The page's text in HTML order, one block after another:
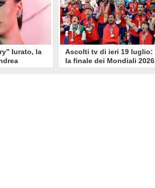
Iurato, la
Ascolti tv di ieri 19 luglio:
la finale dei Mondiali 2026
Spagna-Argentina